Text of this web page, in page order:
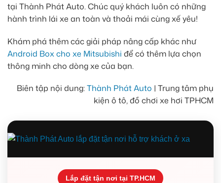
tại Thành Phát Auto. Chúc quý khách luôn có những
hành trình lái xe an toàn và thoải mái cùng xế yêu!
Khám phá thêm các giải pháp nâng cấp khác như
Android Box cho xe Mitsubishi để có thêm lựa chọn
thông minh cho dòng xe của bạn.
Biên tập nội dung:Thành Phát Auto | Trung tâm phụ
kiện ô tô, đồ chơi xe hơi TPHCM
Lắp đặt tận nơi tại TP.HCM